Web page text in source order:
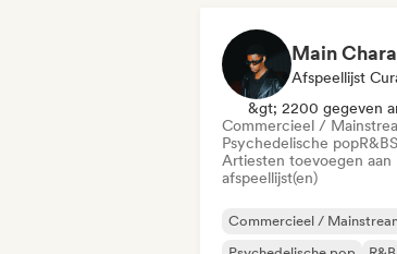
Afspeellijst
&gt; 2200 gegeven
Commercieel /
Psychedelische popR&B
Artiesten toevoegen aan
afspeellijst(en)
Commercieel /